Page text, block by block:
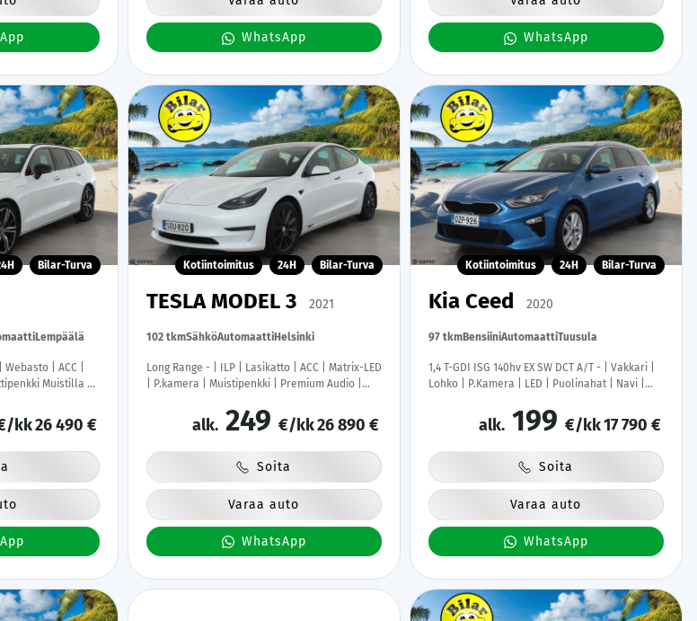
WhatsApp WhatsApp
Bilar-Turva
Lempäälä
| ACC |
Muistilla |
kk26 490 €
Kotiintoimitus 24H Bilar-Turva
TESLA MODEL 3 2021
102 tkmSähköAutomaattiHelsinki
Long Range - | ILP | Lasikatto | ACC | Matrix-LED
| P.kamera | Muistipenkki | Premium Audio |
| Kahdet renkaat |
alk. 249 €/kk26 890 €
Soita
Varaa auto
WhatsApp
Kotiintoimitus 24H Bilar-Turva
Kia Ceed 2020
97 tkmBensiiniAutomaattiTuusula
1,4 T-GDI ISG 140hv EX SW DCT A/T - | Vakkari |
Lohko | P.Kamera | LED | Puolinahat | Navi |
alk. 199 €/kk17 790 €
Soita
Varaa auto
WhatsApp